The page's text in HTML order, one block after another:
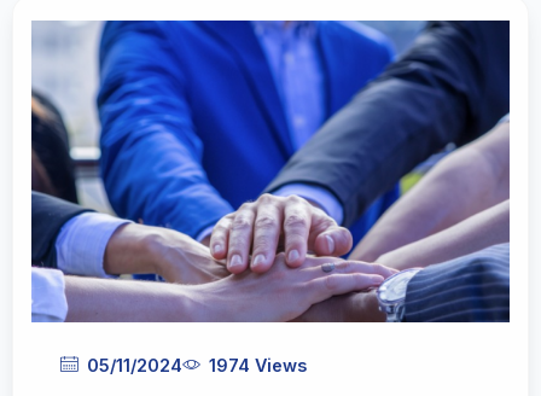
05/11/2024 1974 Views